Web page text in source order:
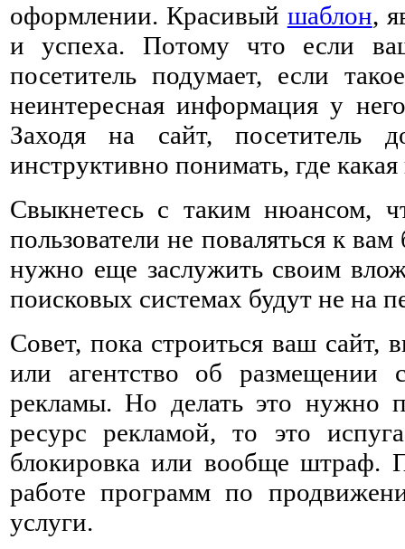
оформлении. Красивый шаблон,
и успеха. Потому что если
посетитель подумает, если
неинтересная информация у
Заходя на сайт, посетитель
инструктивно понимать, где
Свыкнетесь с таким нюансом,
пользователи не поваляться к
нужно еще заслужить своим
поисковых системах будут не на
Совет, пока строиться ваш
или агентство об
рекламы. Но делать это нужно
ресурс рекламой, то это
блокировка или вообще штраф.
работе программ по
услуги.